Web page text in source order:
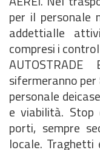
per il personale
addettialle
compresi i
sifermeranno
personale
e viabilità.
porti, sempre
locale.